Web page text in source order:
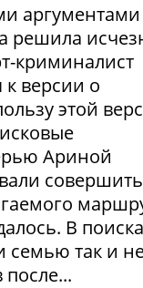
решила
криминалист
к версии о
этой
Ариной
совершить
В
семью так и